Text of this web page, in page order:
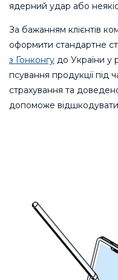
ядерний удар або
За бажанням клієнтів
оформити стандартне
з Гонконгу до України у
псування продукції під
страхування та
допоможе відшкодувати